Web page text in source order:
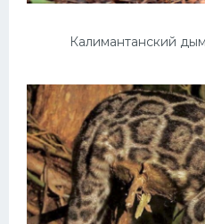
Калимантанский